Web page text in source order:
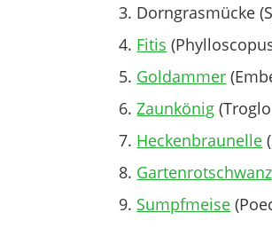
Dorngrasmücke
Fitis
Goldammer
Zaunkönig
Heckenbraunelle
Gartenrotschwanz
Sumpfmeise